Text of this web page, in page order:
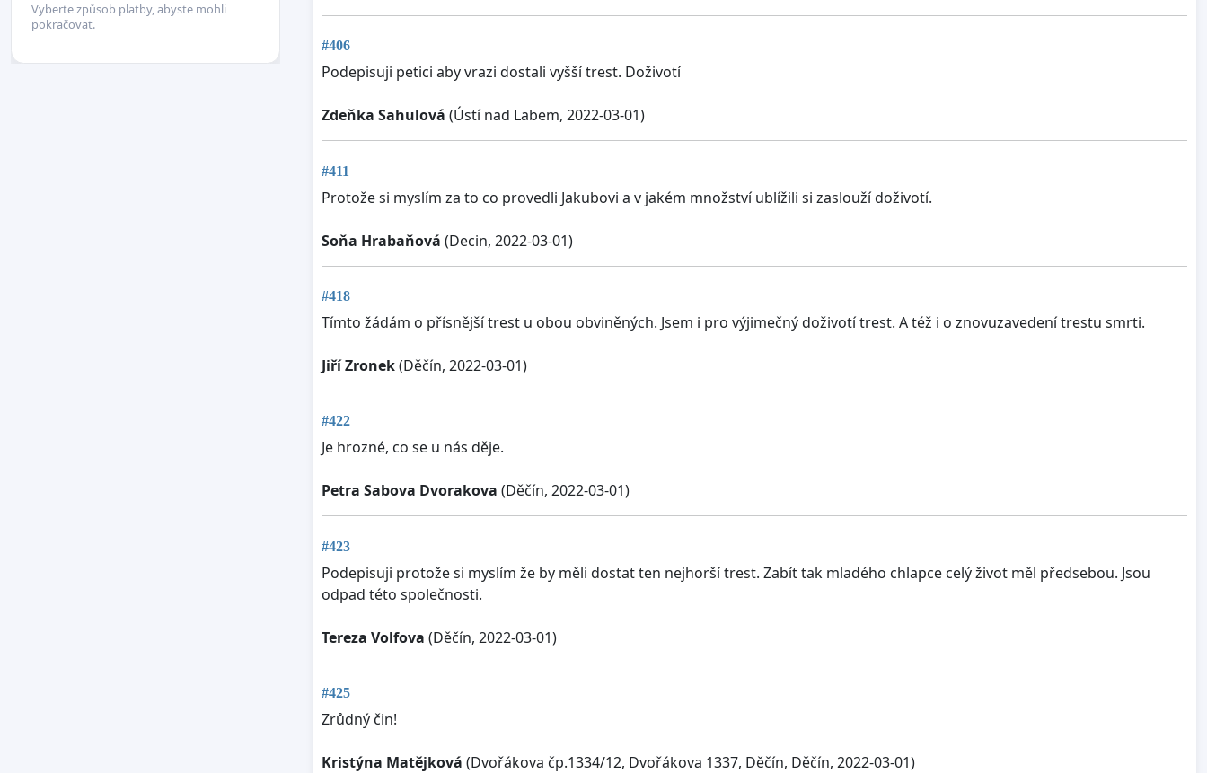
#406
Podepisuji petici aby vrazi dostali vyšší trest. Doživotí
Zdeňka Sahulová (Ústí nad Labem, 2022-03-01)
#411
Protože si myslím za to co provedli Jakubovi a v jakém množství ublížili si zaslouží doživotí.
Soňa Hrabaňová (Decin, 2022-03-01)
#418
Tímto žádám o přísnější trest u obou obviněných. Jsem i pro výjimečný doživotí trest. A též i o znovuzavedení trestu smrti.
Jiří Zronek(Děčín, 2022-03-01)
#422
Je hrozné, co se u nás děje.
Petra Sabova Dvorakova (Děčín, 2022-03-01)
#423
Podepisuji protože si myslím že by měli dostat ten nejhorší trest. Zabít tak mladého chlapce celý život měl předsebou. Jsou
odpad této společnosti.
Tereza Volfova (Děčín, 2022-03-01)
#425
Zrůdný čin!
Kristýna Matějková (Dvořákova čp.1334/12, Dvořákova 1337, Děčín, Děčín, 2022-03-01)
Vyberte způsob platby, abyste mohli
pokračovat.